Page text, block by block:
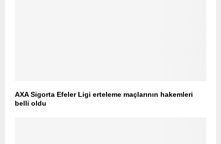
AXA Sigorta Efeler Ligi erteleme maçlarının hakemleri
belli oldu